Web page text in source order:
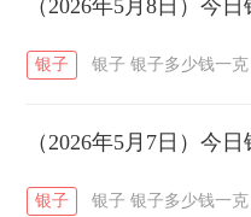
开国纪念币
菜百 周生生
六福 / 金至尊 /
（2026年5月8日）今
银子 银子 银子多少钱一克
（2026年5月7日）今
银子 银子 银子多少钱一克